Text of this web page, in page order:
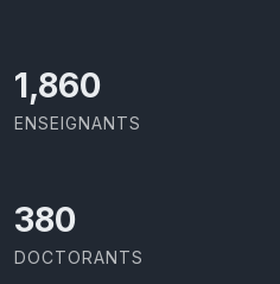
1,973
ENSEIGNANTS
403
DOCTORANTS